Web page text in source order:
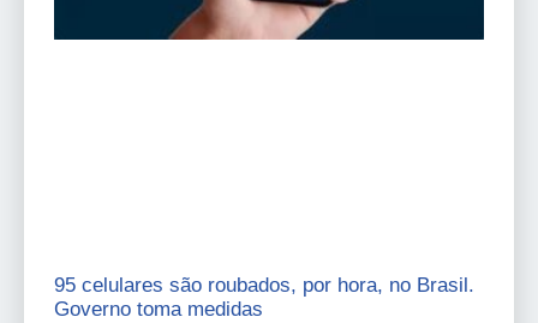
95 celulares são roubados, por hora, no Brasil.
Governo toma medidas